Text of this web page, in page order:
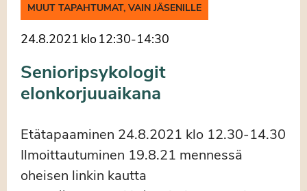
MUUT TAPAHTUMAT, VAIN JÄSENILLE
24.8.2021 klo12:30-14:30
Senioripsykologit
elonkorjuuaikana
Etätapaaminen 24.8.2021 klo 12.30-14.30
Ilmoittautuminen 19.8.21 mennessä
oheisen linkin kautta